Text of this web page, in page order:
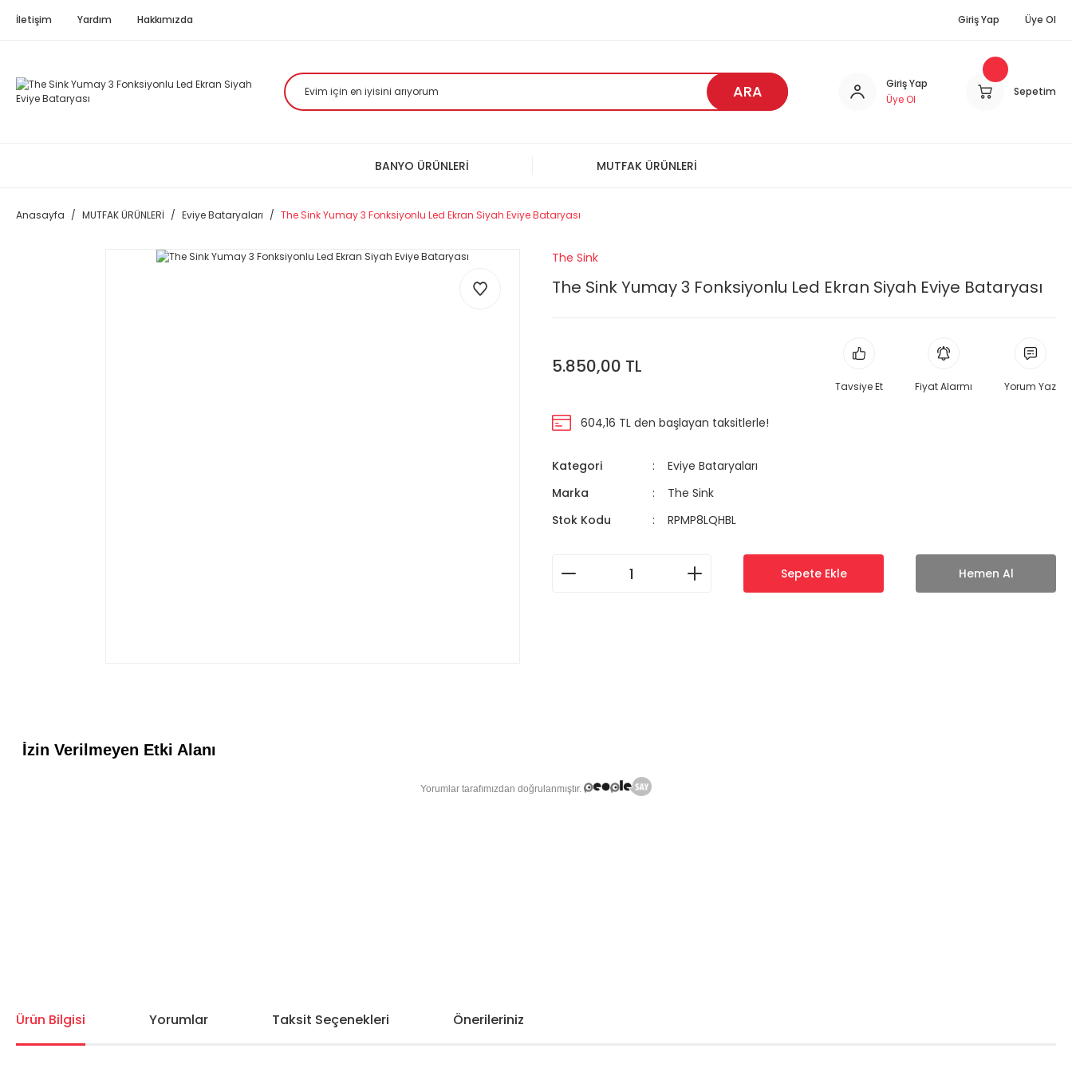
İletişim Yardım Hakkımızda Giriş Yap Üye Ol
ARA
Giriş Yap
Üye Ol
Sepetim
BANYO ÜRÜNLERİ MUTFAK ÜRÜNLERİ
Anasayfa MUTFAK ÜRÜNLERİ Eviye Bataryaları The Sink Yumay 3 Fonksiyonlu Led Ekran Siyah Eviye Bataryası
The Sink
The Sink Yumay 3 Fonksiyonlu Led Ekran Siyah Eviye Bataryası
5.850,00 TL
Tavsiye Et Fiyat Alarmı Yorum Yaz
604,16 TL den başlayan taksitlerle!
Kategori
Eviye Bataryaları
Marka
The Sink
Stok Kodu
RPMP8LQHBL
Sepete Ekle Hemen Al
Ürün Bilgisi Yorumlar Taksit Seçenekleri Önerileriniz